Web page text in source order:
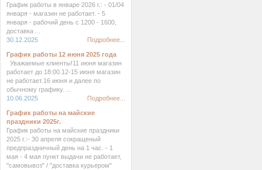
График работы в январе 2026 г.: - 01/04
января - магазин не работает. - 5
января - рабочий день с 1200 - 1600,
доставка ...
30.12.2025
Подробнее...
График работы 12 июня 2025 года
Уважаемые клиенты!11 июня магазин
работает до 18:00.12-15 июня магазин
не работает.16 июня и далее по
обычному графику. ...
10.06.2025
Подробнее...
График работы на майские
праздники 2025г.
График работы на майские праздники
2025 г.:- 30 апреля сокращеный
предпраздничный день на 1 час. - 1
мая - 4 мая пункт выдачи не работает,
"самовывоз" / "доставка курьером"